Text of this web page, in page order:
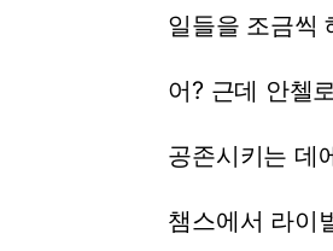
일들을 조금씩
어? 근데 안첼
공존시키는 데
챔스에서 라이